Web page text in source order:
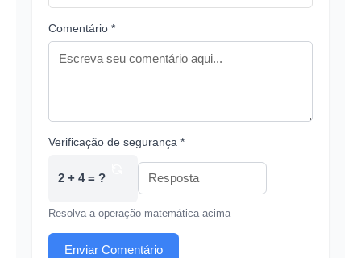
Comentário *
Verificação de segurança *
2 + 4 = ?
Resolva a operação matemática acima
Enviar Comentário